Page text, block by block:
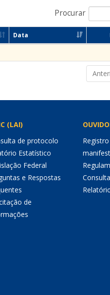
Procurar
Data
(LAI)
de protocolo
Estatístico
Federal
e Respostas
de